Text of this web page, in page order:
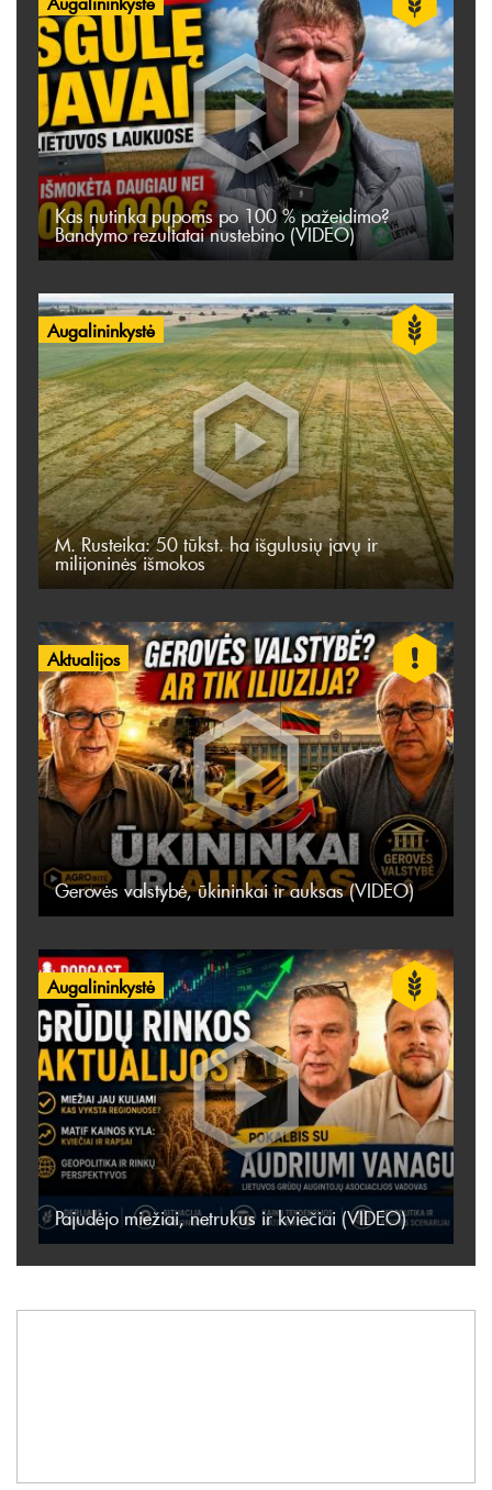
Kas nutinka pupoms po 100 % pažeidimo?
Bandymo rezultatai nustebino (VIDEO)
Augalininkystė
M. Rusteika: 50 tūkst. ha išgulusių javų ir
milijoninės išmokos
Aktualijos
Gerovės valstybė, ūkininkai ir auksas (VIDEO)
Augalininkystė
Pajudėjo miežiai, netrukus ir kviečiai (VIDEO)